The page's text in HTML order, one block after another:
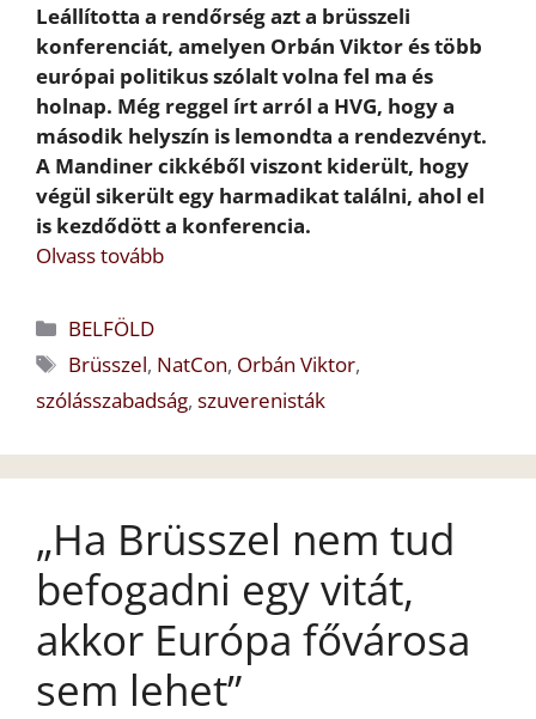
Leállította a rendőrség azt a brüsszeli
konferenciát, amelyen Orbán Viktor és több
európai politikus szólalt volna fel ma és
holnap. Még reggel írt arról a HVG, hogy a
második helyszín is lemondta a rendezvényt.
A Mandiner cikkéből viszont kiderült, hogy
végül sikerült egy harmadikat találni, ahol el
is kezdődött a konferencia.
Olvass tovább
Kategória
BELFÖLD
Címkék
Brüsszel, NatCon, Orbán Viktor,
szólásszabadság, szuverenisták
„Ha Brüsszel nem tud
befogadni egy vitát,
akkor Európa fővárosa
sem lehet”